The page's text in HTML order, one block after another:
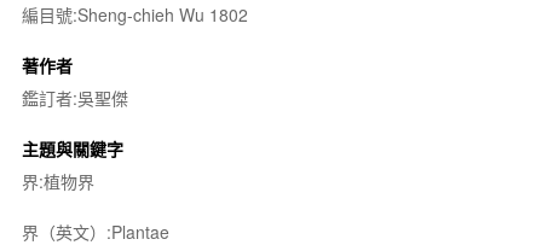
編目號:Sheng-chieh Wu 1802
著作者
鑑訂者:吳聖傑
主題與關鍵字
界:植物界
界（英文）:Plantae